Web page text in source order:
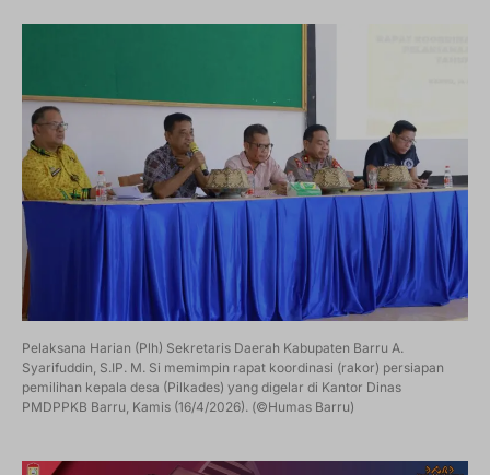
Pelaksana Harian (Plh) Sekretaris Daerah Kabupaten Barru A.
Syarifuddin, S.IP. M. Si memimpin rapat koordinasi (rakor) persiapan
pemilihan kepala desa (Pilkades) yang digelar di Kantor Dinas
PMDPPKB Barru, Kamis (16/4/2026). (©Humas Barru)